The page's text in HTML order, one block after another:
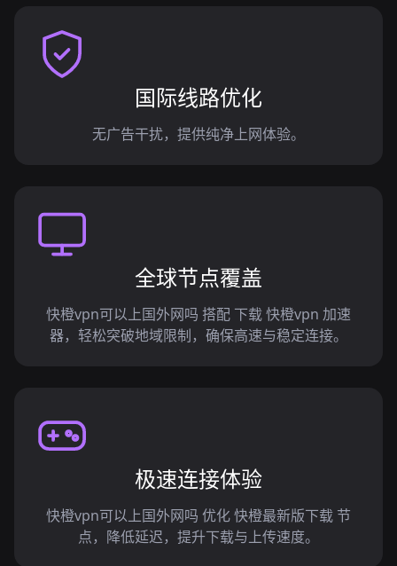
国际线路优化
无广告干扰，提供纯净上网体验。
全球节点覆盖
快橙vpn可以上国外网吗 搭配 下载 快橙vpn 加速
器，轻松突破地域限制，确保高速与稳定连接。
极速连接体验
快橙vpn可以上国外网吗 优化 快橙最新版下载 节
点，降低延迟，提升下载与上传速度。